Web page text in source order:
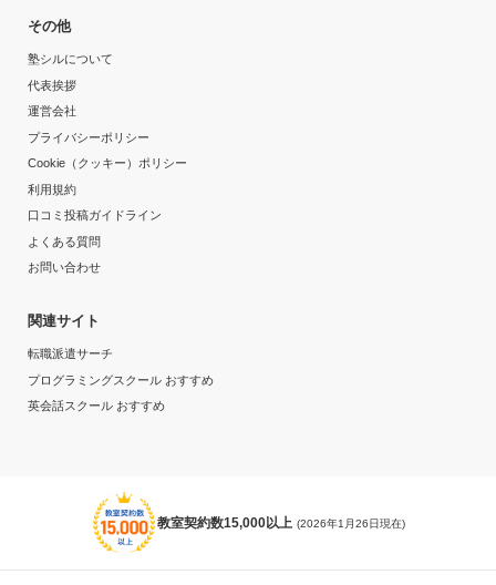
その他
塾シルについて
代表挨拶
運営会社
プライバシーポリシー
Cookie（クッキー）ポリシー
利用規約
口コミ投稿ガイドライン
よくある質問
お問い合わせ
関連サイト
転職派遣サーチ
プログラミングスクール おすすめ
英会話スクール おすすめ
教室契約数15,000以上 (2026年1月26日現在)